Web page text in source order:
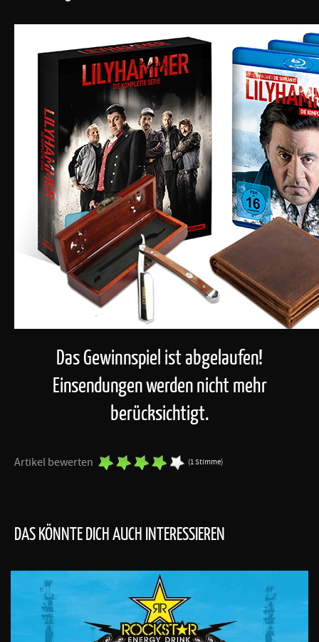
Das Gewinnspiel ist abgelaufen!
Einsendungen werden nicht mehr
berücksichtigt.
Artikel bewerten (1 Stimme)
DAS KÖNNTE DICH AUCH INTERESSIEREN